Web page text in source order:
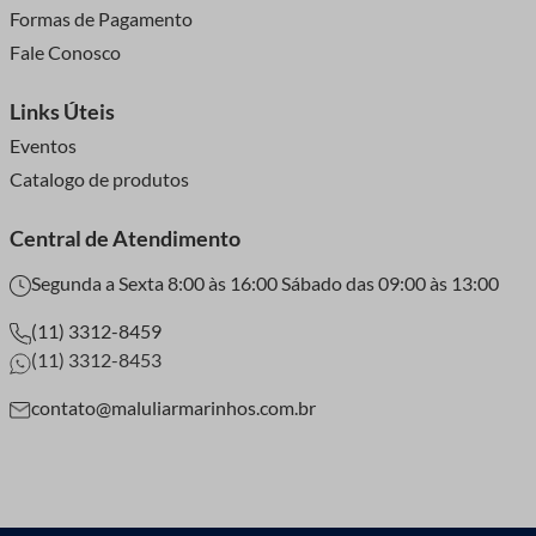
Se você pretende usar o grampeador com frequência, escolha
um modelo ergonômico e resistente, com boa pegada e
Passo a Passo Para Usar
um Grampeador de
Tapeceiro
Segurança em Primeiro Lugar
Antes de começar, sempre utilize equipamentos de proteção,
como óculos de segurança e luvas. Além disso, mantenha a
Antes de grampear, estique bem o tecido ou material que
Formas de Pagamento
Fale Conosco
Links Úteis
Eventos
Catalogo de produtos
Central de Atendimento
Segunda a Sexta 8:00 às 16:00 Sábado das 09:00 às 13:00
(11) 3312-8459
(11) 3312-8453
contato@maluliarmarinhos.com.br